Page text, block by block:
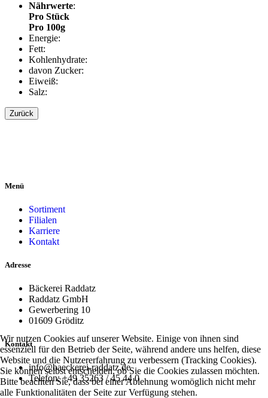
Nährwerte:
Pro Stück
Pro 100g
Energie:
Fett:
Kohlenhydrate:
davon Zucker:
Eiweiß:
Salz:
Zurück
Menü
Sortiment
Filialen
Karriere
Kontakt
Adresse
Bäckerei Raddatz
Raddatz GmbH
Gewerbering 10
01609 Gröditz
Kontakt
info@baeckerei-raddatz.de
Telefon: +49 35263 / 45 44 0
Wir nutzen Cookies auf unserer Website. Einige von ihnen sind
essenziell für den Betrieb der Seite, während andere uns helfen, diese
Website und die Nutzererfahrung zu verbessern (Tracking Cookies).
Sie können selbst entscheiden, ob Sie die Cookies zulassen möchten.
Bitte beachten Sie, dass bei einer Ablehnung womöglich nicht mehr
alle Funktionalitäten der Seite zur Verfügung stehen.